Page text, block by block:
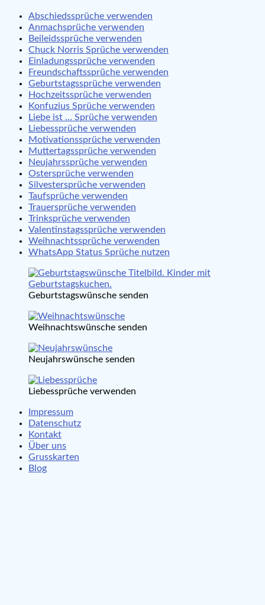
Abschiedssprüche verwenden
Anmachsprüche verwenden
Beileidssprüche verwenden
Chuck Norris Sprüche verwenden
Einladungssprüche verwenden
Freundschaftssprüche verwenden
Geburtstagssprüche verwenden
Hochzeitssprüche verwenden
Konfuzius Sprüche verwenden
Liebe ist … Sprüche verwenden
Liebessprüche verwenden
Motivationssprüche verwenden
Muttertagssprüche verwenden
Neujahrssprüche verwenden
Ostersprüche verwenden
Silvestersprüche verwenden
Taufsprüche verwenden
Trauersprüche verwenden
Trinksprüche verwenden
Valentinstagssprüche verwenden
Weihnachtssprüche verwenden
WhatsApp Status Sprüche nutzen
Geburtstagswünsche senden
Weihnachtswünsche senden
Neujahrswünsche senden
Liebessprüche verwenden
Impressum
Datenschutz
Kontakt
Über uns
Grusskarten
Blog